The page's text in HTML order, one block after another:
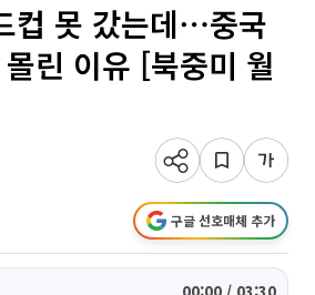
컵 못 갔는데⋯중국
린 이유 [북중미 월
구글 선호매체 추가